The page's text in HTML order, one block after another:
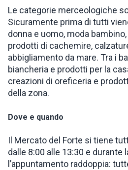
Le categorie merceologiche
Sicuramente prima di tutti
donna e uomo, moda
prodotti di cachemire,
abbigliamento da mare. Tra i
biancheria e prodotti per la
creazioni di oreficeria e
della zona.
Dove e quando
Il Mercato del Forte si tiene
dalle 8:00 alle 13:30 e durante
l’appuntamento raddoppia: